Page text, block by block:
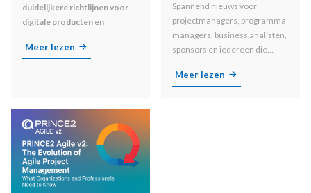
duidelijkere richtlijnen voor
digitale producten en
Meer lezen
Spannend nieuws voor
projectmanagers, programma
managers, business analisten,
sponsors en iedereen die
organisatorische
Meer lezen